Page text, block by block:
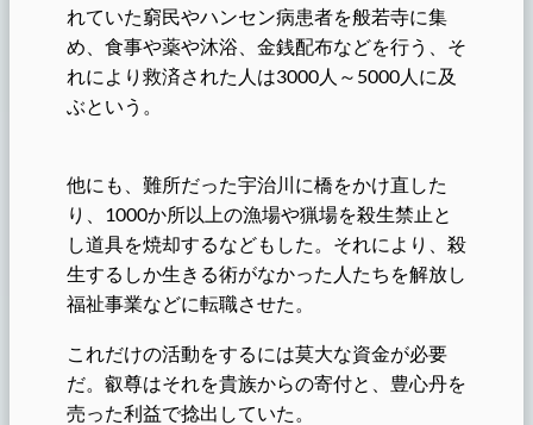
れていた窮民やハンセン病患者を般若寺に集
め、食事や薬や沐浴、金銭配布などを行う、そ
れにより救済された人は3000人～5000人に及
ぶという。
他にも、難所だった宇治川に橋をかけ直した
り、1000か所以上の漁場や猟場を殺生禁止と
し道具を焼却するなどもした。それにより、殺
生するしか生きる術がなかった人たちを解放し
福祉事業などに転職させた。
これだけの活動をするには莫大な資金が必要
だ。叡尊はそれを貴族からの寄付と、豊心丹を
売った利益で捻出していた。